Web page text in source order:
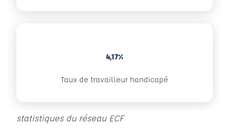
4,17%
Taux de travailleur handicapé
statistiques du réseau ECF